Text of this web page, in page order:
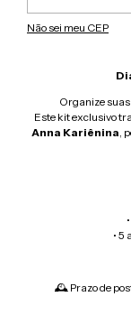
Não sei meu CEP
Organize
Este kit exclusivo
Anna Kariênina,
• 5
🕰 Prazo de